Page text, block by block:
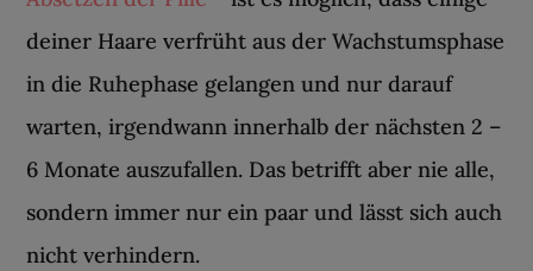
deiner Haare verfrüht aus der Wachstumsphase
in die Ruhephase gelangen und nur darauf
warten, irgendwann innerhalb der nächsten 2 –
6 Monate auszufallen. Das betrifft aber nie alle,
sondern immer nur ein paar und lässt sich auch
nicht verhindern.